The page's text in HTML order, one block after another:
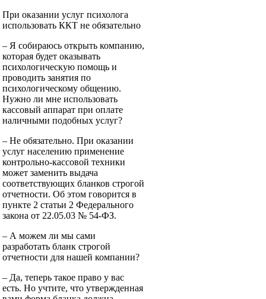
При оказании услуг психолога
использовать ККТ не обязательно
– Я собираюсь открыть компанию,
которая будет оказывать
психологическую помощь и
проводить занятия по
психологическому общению.
Нужно ли мне использовать
кассовый аппарат при оплате
наличными подобных услуг?
– Не обязательно. При оказании
услуг населению применение
контрольно-кассовой техники
может заменить выдача
соответствующих бланков строгой
отчетности. Об этом говорится в
пункте 2 статьи 2 Федерального
закона от 22.05.03 № 54-ФЗ.
– А можем ли мы сами
разработать бланк строгой
отчетности для нашей компании?
– Да, теперь такое право у вас
есть. Но учтите, что утвержденная